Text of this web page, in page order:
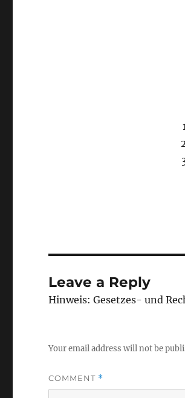
Leave a Reply
Hinweis: Gesetzes- und
Your email address will not be
COMMENT *